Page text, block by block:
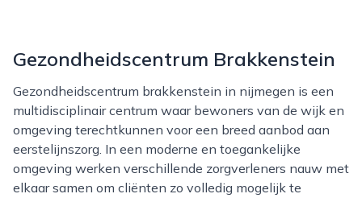
Gezondheidscentrum Brakkenstein
Gezondheidscentrum brakkenstein in nijmegen is een
multidisciplinair centrum waar bewoners van de wijk en
omgeving terechtkunnen voor een breed aanbod aan
eerstelijnszorg. In een moderne en toegankelijke
omgeving werken verschillende zorgverleners nauw met
elkaar samen om cliënten zo volledig mogelijk te